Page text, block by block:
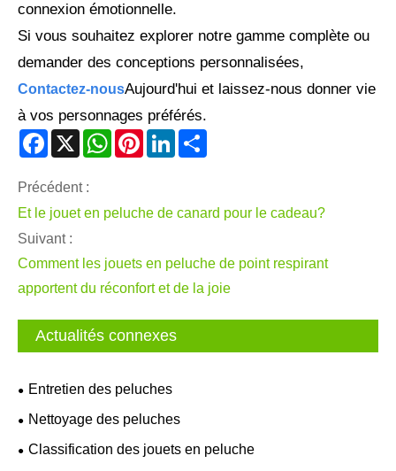
connexion émotionnelle.
Si vous souhaitez explorer notre gamme complète ou
demander des conceptions personnalisées,
Contactez-nousAujourd'hui et laissez-nous donner vie
à vos personnages préférés.
Facebook
X WhatsAppPinterestLinkedIn
Précédent :
Et le jouet en peluche de canard pour le cadeau?
Suivant :
Comment les jouets en peluche de point respirant
apportent du réconfort et de la joie
Actualités connexes
Entretien des peluches
Nettoyage des peluches
Classification des jouets en peluche